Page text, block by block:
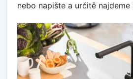
nebo napište a určitě najdeme